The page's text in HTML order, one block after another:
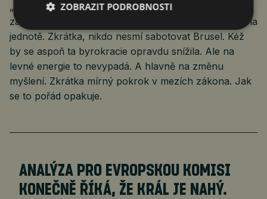
„Snaha Von der Leyenové na podporu podnikání
závisí na vládní pomoci.“ A podle velké šéfky záleží na
jednotě. Zkrátka, nikdo nesmí sabotovat Brusel. Kéž
by se aspoň ta byrokracie opravdu snížila. Ale na
levné energie to nevypadá. A hlavně na změnu
myšlení. Zkrátka mírný pokrok v mezích zákona. Jak
se to pořád opakuje.
ANALÝZA PRO EVROPSKOU KOMISI
KONEČNĚ ŘÍKÁ, ŽE KRÁL JE NAHÝ.
ZOBRAZIT PODROBNOSTI